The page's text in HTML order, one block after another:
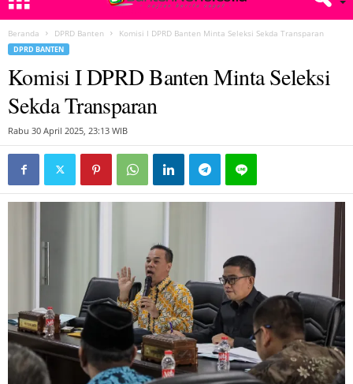
Beranda DPRD Banten Komisi I DPRD Banten Minta Seleksi Sekda Transparan
DPRD BANTEN
Komisi I DPRD Banten Minta Seleksi
Sekda Transparan
Rabu 30 April 2025, 23:13 WIB